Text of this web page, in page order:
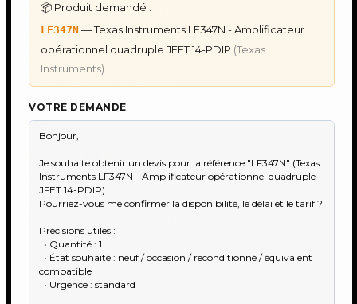
📦 Produit demandé :
LF347N — Texas Instruments LF347N - Amplificateur
opérationnel quadruple JFET 14-PDIP (Texas
Instruments)
VOTRE DEMANDE
DÉPANNAGE AUTOMATES
Dépannage Schneider Modicon
Dépannage ABB AC500
IHM Lauer PCS — Récupération Programme
IHM Lauer GAME & PCS — Programme
Recherche & Sourcing piéce rare
Toulouse & Sud-Ouest
Réparation IHM & tactile